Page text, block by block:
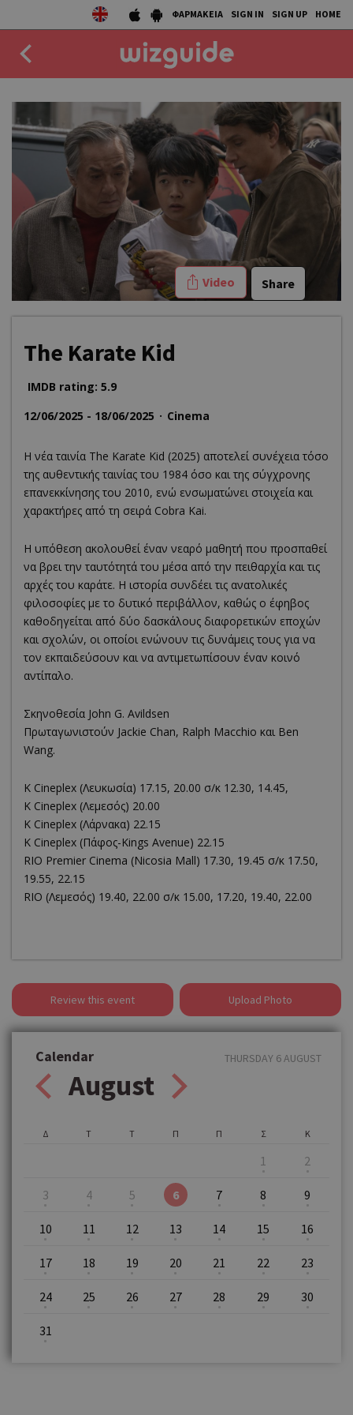
ΦΑΡΜΑΚΕΙΑ SIGN IN SIGN UP HOME
DRINK
50 BEST
AGENDA
STORIES
NEWS
Video Share
The Karate Kid
IMDB rating: 5.9
12/06/2025 - 18/06/2025
Cinema
Η νέα ταινία The Karate Kid (2025) αποτελεί συνέχεια τόσο
της αυθεντικής ταινίας του 1984 όσο και της σύγχρονης
επανεκκίνησης του 2010, ενώ ενσωματώνει στοιχεία και
χαρακτήρες από τη σειρά Cobra Kai.
Η υπόθεση ακολουθεί έναν νεαρό μαθητή που προσπαθεί
να βρει την ταυτότητά του μέσα από την πειθαρχία και τις
αρχές του καράτε. Η ιστορία συνδέει τις ανατολικές
φιλοσοφίες με το δυτικό περιβάλλον, καθώς ο έφηβος
καθοδηγείται από δύο δασκάλους διαφορετικών εποχών
και σχολών, οι οποίοι ενώνουν τις δυνάμεις τους για να
τον εκπαιδεύσουν και να αντιμετωπίσουν έναν κοινό
αντίπαλο.
Σκηνοθεσία John G. Avildsen
Πρωταγωνιστούν Jackie Chan, Ralph Macchio και Ben
Wang.
K Cineplex (Λευκωσία) 17.15, 20.00 σ/κ 12.30, 14.45,
K Cineplex (Λεμεσός) 20.00
K Cineplex (Λάρνακα) 22.15
K Cineplex (Πάφος-Kings Avenue) 22.15
RΙΟ Premier Cinema (Νicosia Mall) 17.30, 19.45 σ/κ 17.50,
19.55, 22.15
RIO (Λεμεσός) 19.40, 22.00 σ/κ 15.00, 17.20, 19.40, 22.00
Review this event Upload Photo
Calendar
August
THURSDAY 6 AUGUST
Δ Τ Τ Π Π Σ
1
Κ
2
3 4 5 6 7 8 9
10 11 12 13 14 15 16
17 18 19 20 21 22 23
24 25 26 27 28 29 30
31